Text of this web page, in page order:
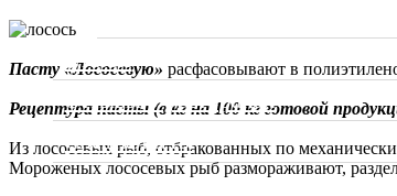
Статьи
Отзывы о ресторанах
Специалисты
Фото
Пасту «Лососевую» расфасовывают в
Рецептура пасты (в кг на 100 кг готовой
Из лососевых рыб, отбракованных по
Мороженых лососевых рыб размораживают,